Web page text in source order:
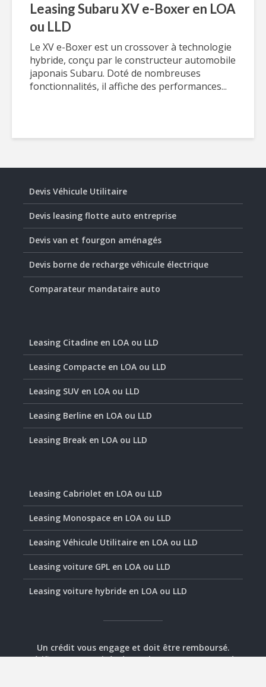
Leasing Subaru XV e-Boxer en LOA
ou LLD
Le XV e-Boxer est un crossover à technologie
hybride, conçu par le constructeur automobile
japonais Subaru. Doté de nombreuses
fonctionnalités, il affiche des performances...
Devis Véhicule Utilitaire
Devis leasing flotte auto entreprise
Devis van et fourgon aménagés
Devis borne de recharge véhicule électrique
Comparateur mandataire auto
Leasing Citadine en LOA ou LLD
Leasing Compacte en LOA ou LLD
Leasing SUV en LOA ou LLD
Leasing Berline en LOA ou LLD
Leasing Break en LOA ou LLD
Leasing Cabriolet en LOA ou LLD
Leasing Monospace en LOA ou LLD
Leasing Véhicule Utilitaire en LOA ou LLD
Leasing voiture GPL en LOA ou LLD
Leasing voiture hybride en LOA ou LLD
Un crédit vous engage et doit être remboursé.
Vérifiez vos capacités de remboursement avant de